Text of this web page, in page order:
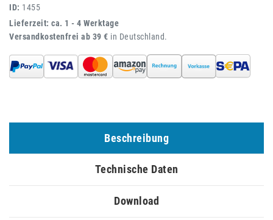
ID: 1455
Lieferzeit: ca. 1 - 4 Werktage
Versandkostenfrei ab 39 € in Deutschland.
Beschreibung
Technische Daten
Download